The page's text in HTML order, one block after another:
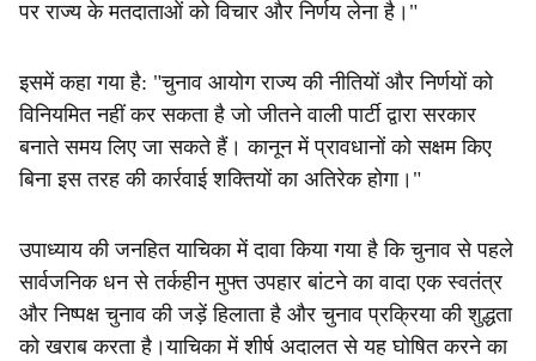
पर राज्य के मतदाताओं को विचार और निर्णय लेना है।"
इसमें कहा गया है: "चुनाव आयोग राज्य की नीतियों और निर्णयों को
विनियमित नहीं कर सकता है जो जीतने वाली पार्टी द्वारा सरकार
बनाते समय लिए जा सकते हैं। कानून में प्रावधानों को सक्षम किए
बिना इस तरह की कार्रवाई शक्तियों का अतिरेक होगा।"
उपाध्याय की जनहित याचिका में दावा किया गया है कि चुनाव से पहले
सार्वजनिक धन से तर्कहीन मुफ्त उपहार बांटने का वादा एक स्वतंत्र
और निष्पक्ष चुनाव की जड़ें हिलाता है और चुनाव प्रक्रिया की शुद्धता
को खराब करता है।याचिका में शीर्ष अदालत से यह घोषित करने का